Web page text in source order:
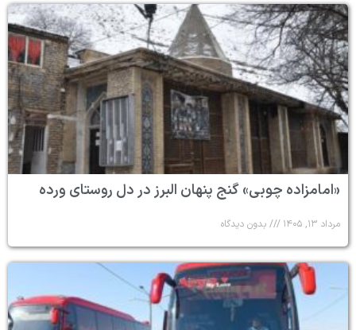
«امامزاده چوبی» گنج پنهان البرز در دل روستای ورده
مرداد ۱۳, ۱۴۰۵ بدون دیدگاه